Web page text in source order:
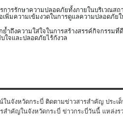
การรักษาความปลอดภัยทั้งภายในบริเวณส
เพิ่มความเข้มงวดในการดูแลความปลอดภัย
ถึงความใส่ใจในการสร้างสรรค์กิจกรรม
ใจและปลอดภัยไร้กังวล
นจังหวัดกระบี่ ติดตามข่าวสารสำคัญ ประเ
สำคัญในจังหวัดกระบี่ ข่าวกระบี่วันนี้ แหล่